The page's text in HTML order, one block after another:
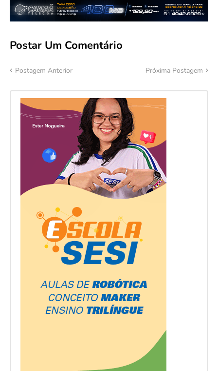
Postar Um Comentário
Postagem Anterior Próxima Postagem